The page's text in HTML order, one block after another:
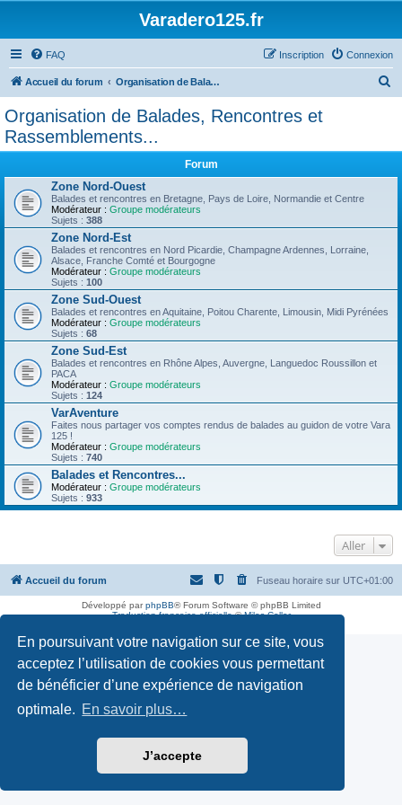
En poursuivant votre navigation sur ce site, vous
acceptez l’utilisation de cookies vous permettant
de bénéficier d’une expérience de navigation
optimale. En savoir plus…
J’accepte
Varadero125.fr
FAQ Connexion
Inscription
Accueil du forum Organisation de Balades, Rencontres et Rassemblements...
h
Organisation de Balades, Rencontres et
Rassemblements...
Forum
Zone Nord-Ouest
Balades et rencontres en Bretagne, Pays de Loire, Normandie et Centre
Modérateur : Groupe modérateurs
Sujets : 388
Zone Nord-Est
Balades et rencontres en Nord Picardie, Champagne Ardennes, Lorraine,
Alsace, Franche Comté et Bourgogne
Modérateur : Groupe modérateurs
Sujets : 100
Zone Sud-Ouest
Balades et rencontres en Aquitaine, Poitou Charente, Limousin, Midi Pyrénées
Modérateur : Groupe modérateurs
Sujets : 68
Zone Sud-Est
Balades et rencontres en Rhône Alpes, Auvergne, Languedoc Roussillon et
PACA
Modérateur : Groupe modérateurs
Sujets : 124
VarAventure
Faites nous partager vos comptes rendus de balades au guidon de votre Vara
125 !
Modérateur : Groupe modérateurs
Sujets : 740
Balades et Rencontres...
Modérateur : Groupe modérateurs
Sujets : 933
Aller
Accueil du forum Fuseau horaire sur UTC+01:00
Développé parphpBB® Forum Software © phpBB Limited
Traduction française officielle©Miles Cellar